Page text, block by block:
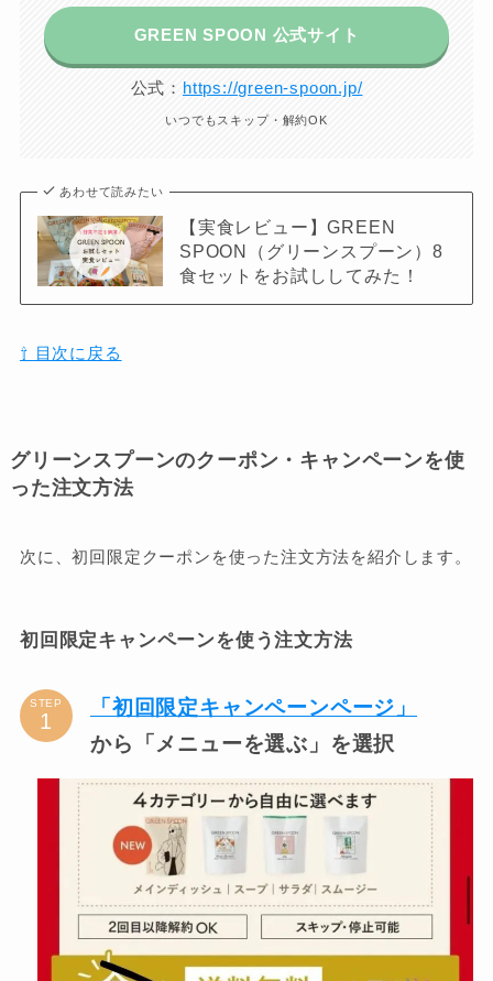
GREEN SPOON 公式サイト
公式： https://green-spoon.jp/
いつでもスキップ・解約OK
あわせて読みたい
【実食レビュー】GREEN
SPOON（グリーンスプーン）8
食セットをお試ししてみた！
⇧ 目次に戻る
グリーンスプーンのクーポン・キャンペーンを使
った注文方法
次に、初回限定クーポンを使った注文方法を紹介します。
初回限定キャンペーンを使う注文方法
STEP
「初回限定キャンペーンページ」
から「メニューを選ぶ」を選択